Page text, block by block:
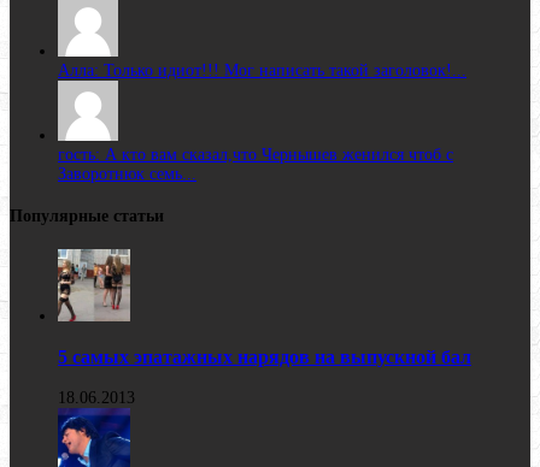
Алла: Только идиот!!! Мог написать такой заголовок!...
гость: А кто вам сказал,что Чернышев женился чтоб с
Заворотнюк семь...
Популярные статьи
5 самых эпатажных нарядов на выпускной бал
18.06.2013